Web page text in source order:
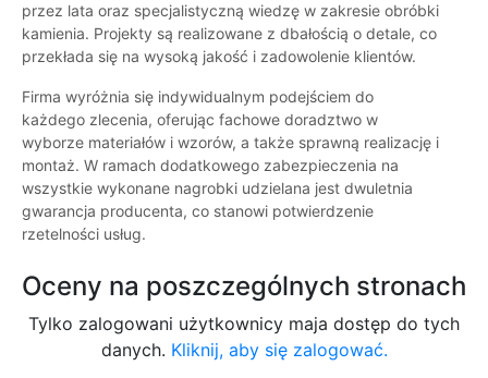
przez lata oraz specjalistyczną wiedzę w zakresie obróbki
kamienia. Projekty są realizowane z dbałością o detale, co
przekłada się na wysoką jakość i zadowolenie klientów.
Firma wyróżnia się indywidualnym podejściem do
każdego zlecenia, oferując fachowe doradztwo w
wyborze materiałów i wzorów, a także sprawną realizację i
montaż. W ramach dodatkowego zabezpieczenia na
wszystkie wykonane nagrobki udzielana jest dwuletnia
gwarancja producenta, co stanowi potwierdzenie
rzetelności usług.
Oceny na poszczególnych stronach
Tylko zalogowani użytkownicy maja dostęp do tych
danych. Kliknij, aby się zalogować.